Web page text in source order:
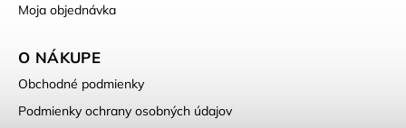
Moja objednávka
O NÁKUPE
Obchodné podmienky
Podmienky ochrany osobných údajov